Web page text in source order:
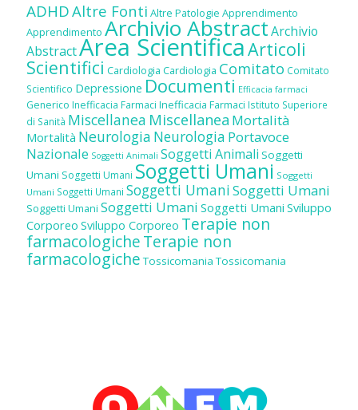
ADHDAltre Fonti Altre Patologie Apprendimento
Apprendimento Archivio AbstractArchivio
AbstractArea ScientificaArticoli
Scientifici Cardiologia Cardiologia Comitato Comitato
Scientifico Depressione Documenti Efficacia farmaci
Generico Inefficacia Farmaci Inefficacia Farmaci Istituto Superiore
di Sanità Miscellanea Miscellanea Mortalità
Mortalità Neurologia Neurologia Portavoce
Nazionale Soggetti Animali Soggetti Animali Soggetti
Umani Soggetti Umani Soggetti Umani Soggetti
Umani Soggetti Umani Soggetti UmaniSoggetti Umani
Soggetti Umani Soggetti Umani Soggetti Umani Sviluppo
Corporeo Sviluppo Corporeo Terapie non
farmacologicheTerapie non
farmacologiche Tossicomania Tossicomania